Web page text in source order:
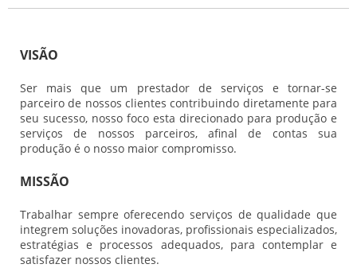
VISÃO
Ser mais que um prestador de serviços e tornar-se
parceiro de nossos clientes contribuindo diretamente para
seu sucesso, nosso foco esta direcionado para produção e
serviços de nossos parceiros, afinal de contas sua
produção é o nosso maior compromisso.
MISSÃO
Trabalhar sempre oferecendo serviços de qualidade que
integrem soluções inovadoras, profissionais especializados,
estratégias e processos adequados, para contemplar e
satisfazer nossos clientes.